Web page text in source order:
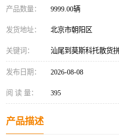
产品数量： 9999.00辆
发货地址： 北京市朝阳区
关键词： 汕尾到莫斯科托散货
发布日期： 2026-08-08
阅 读 量： 395
产品描述